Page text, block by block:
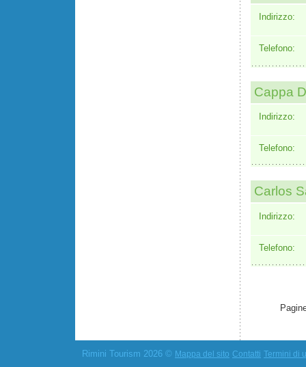
Indirizzo:
Telefono:
Cappa
Indirizzo:
Telefono:
Carlos
Indirizzo:
Telefono:
Rimini Tourism 2026 © Mappa del sito Contatti Termini di